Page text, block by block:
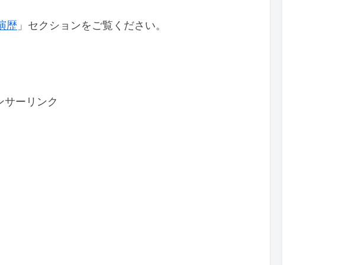
歴 」セクションをご覧ください。
サーリンク